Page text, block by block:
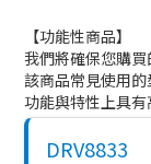
【功能性商品】
我們將確保您購
該商品常見使用
功能與特性上具有
DRV8833